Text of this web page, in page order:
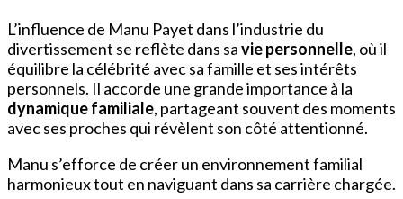
L’influence de Manu Payet dans l’industrie du
divertissement se reflète dans savie personnelle, où il
équilibre la célébrité avec sa famille et ses intérêts
personnels. Il accorde une grande importance à la
dynamique familiale, partageant souvent des moments
avec ses proches qui révèlent son côté attentionné.
Manu s’efforce de créer un environnement familial
harmonieux tout en naviguant dans sa carrière chargée.